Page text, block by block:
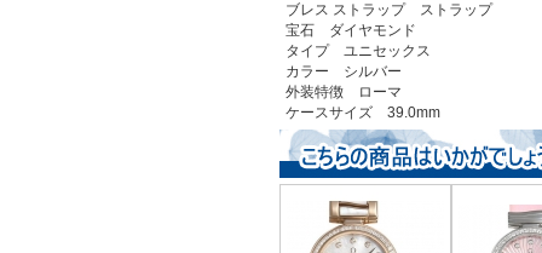
ブレス ストラップ ストラップ
宝石 ダイヤモンド
タイプ ユニセックス
カラー シルバー
外装特徴 ローマ
ケースサイズ 39.0mm